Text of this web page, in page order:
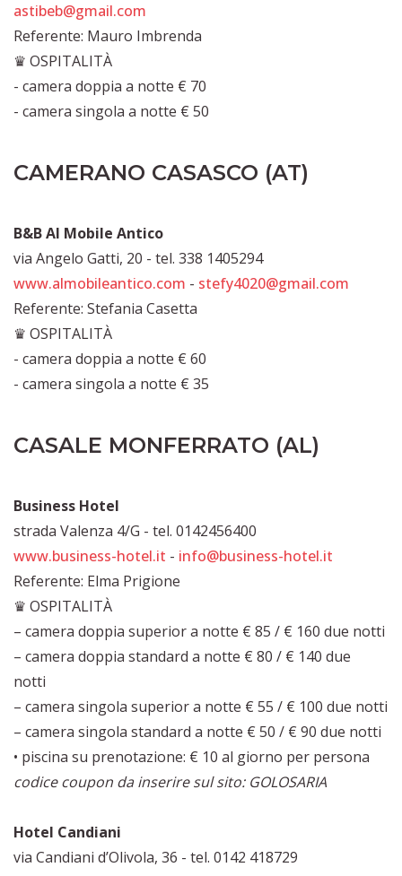
astibeb@gmail.com
Referente: Mauro Imbrenda
♛ OSPITALITÀ
- camera doppia a notte € 70
- camera singola a notte € 50
CAMERANO CASASCO (AT)
B&B Al Mobile Antico
via Angelo Gatti, 20 - tel. 338 1405294
www.almobileantico.com - stefy4020@gmail.com
Referente: Stefania Casetta
♛ OSPITALITÀ
- camera doppia a notte € 60
- camera singola a notte € 35
CASALE MONFERRATO (AL)
Business Hotel
strada Valenza 4/G - tel. 0142456400
www.business-hotel.it - info@business-hotel.it
Referente: Elma Prigione
♛ OSPITALITÀ
– camera doppia superior a notte € 85 / € 160 due notti
– camera doppia standard a notte € 80 / € 140 due
notti
– camera singola superior a notte € 55 / € 100 due notti
– camera singola standard a notte € 50 / € 90 due notti
• piscina su prenotazione: € 10 al giorno per persona
codice coupon da inserire sul sito: GOLOSARIA
Hotel Candiani
via Candiani d’Olivola, 36 - tel. 0142 418729